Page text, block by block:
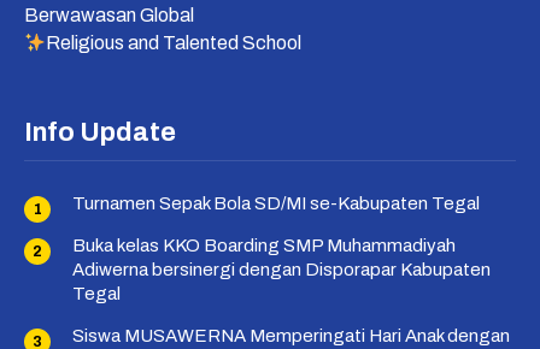
Berwawasan Global
Religious and Talented School
Info Update
Turnamen Sepak Bola SD/MI se-Kabupaten Tegal
Buka kelas KKO Boarding SMP Muhammadiyah
Adiwerna bersinergi dengan Disporapar Kabupaten
Tegal
Siswa MUSAWERNA Memperingati Hari Anak dengan